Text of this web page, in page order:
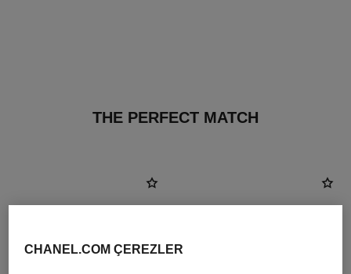
THE PERFECT MATCH
CHANEL.COM ÇEREZLER